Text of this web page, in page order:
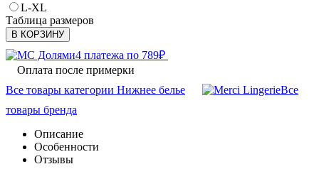
L-XL
Таблица размеров
В КОРЗИНУ
4 платежа по 789₽
Оплата после примерки
Все товары категории Нижнее белье
Все
товары бренда
Описание
Особенности
Отзывы